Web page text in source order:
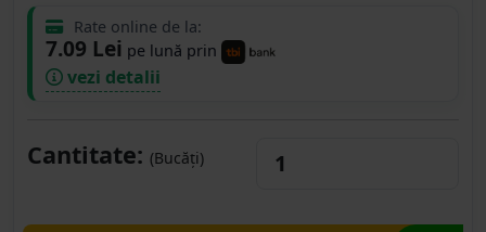
Rate online de la:
7.09 Lei pe lună prin
vezi detalii
Cantitate: (Bucăți)